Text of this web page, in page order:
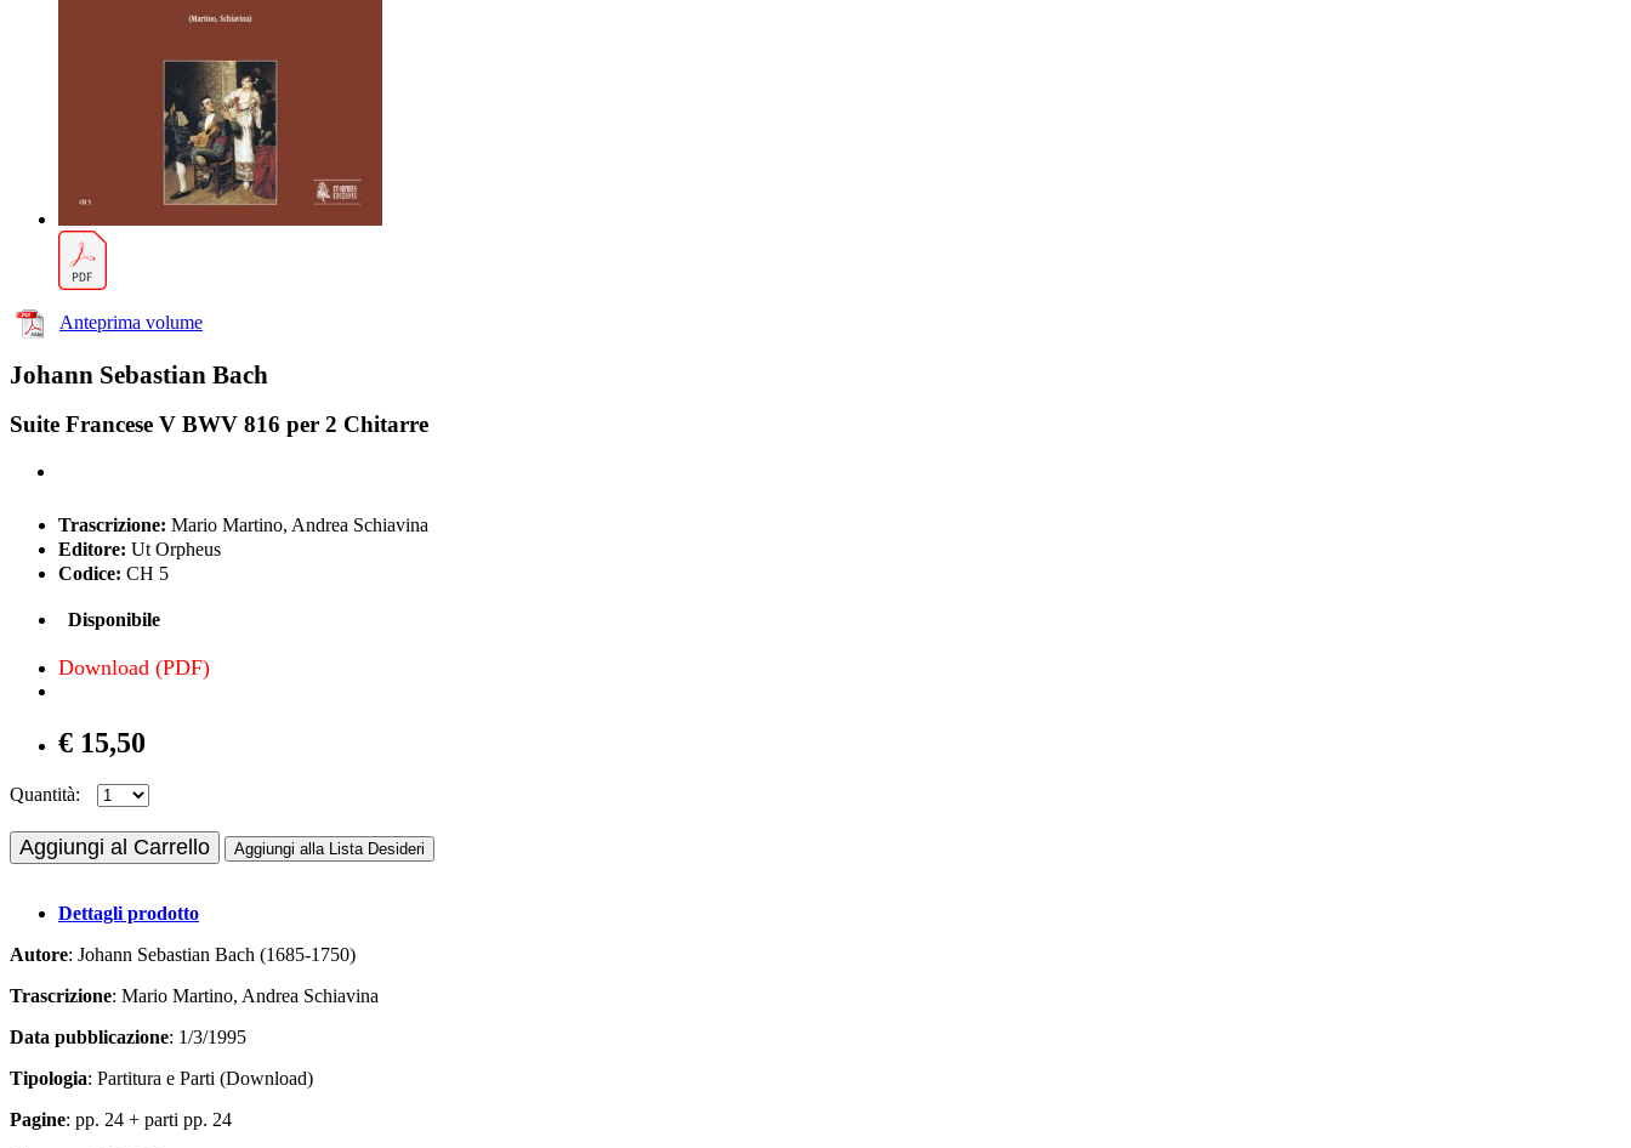
Anteprima volume
Johann Sebastian Bach
Suite Francese V BWV 816 per 2 Chitarre
Trascrizione: Mario Martino, Andrea Schiavina
Editore: Ut Orpheus
Codice: CH 5
Disponibile
Download (PDF)
€ 15,50
Quantità:
Aggiungi al Carrello Aggiungi alla Lista Desideri
Dettagli prodotto
Autore: Johann Sebastian Bach (1685-1750)
Trascrizione: Mario Martino, Andrea Schiavina
Data pubblicazione: 1/3/1995
Tipologia: Partitura e Parti (Download)
Pagine: pp. 24 + parti pp. 24